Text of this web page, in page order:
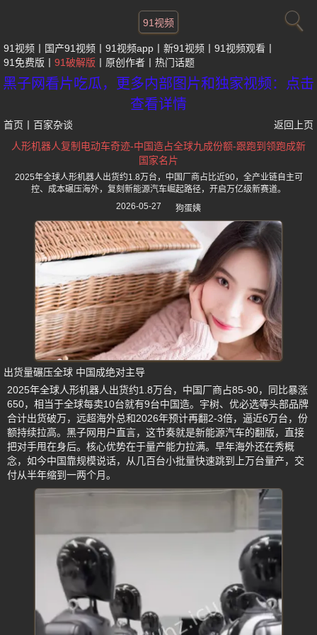
91视频
91视频 国产91视频 91视频app 新91视频
91视频观看
91免费版
91破解版 原创作者 热门话题
黑子网看片吃瓜，更多内部图片和独家视频：点击
查看详情
首页 百家杂谈
返回上页
人形机器人复制电动车奇迹-中国造占全球九成份额-跟跑到领跑成新
国家名片
2025年全球人形机器人出货约1.8万台，中国厂商占比近90，全产业链自主可
控、成本碾压海外，复刻新能源汽车崛起路径，开启万亿级新赛道。
2026-05-27
狗蛋姨
出货量碾压全球 中国成绝对主导
2025年全球人形机器人出货约1.8万台，中国厂商占85-90，同比暴涨
650，相当于全球每卖10台就有9台中国造。宇树、优必选等头部品牌
合计出货破万，远超海外总和2026年预计再翻2-3倍，逼近6万台，份
额持续拉高。黑子网用户直言，这节奏就是新能源汽车的翻版，直接
把对手甩在身后。核心优势在于量产能力拉满。早年海外还在秀概
念，如今中国靠规模说话，从几百台小批量快速跳到上万台量产，交
付从半年缩到一两个月。